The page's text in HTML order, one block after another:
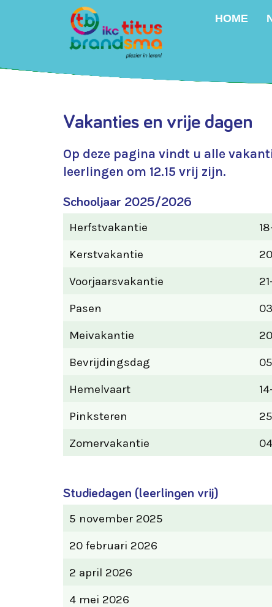
HOME
Vakanties en vrije dagen
Op deze pagina vindt u alle
leerlingen om 12.15 vrij zijn.
Schooljaar 2025/2026
Herfstvakantie
Kerstvakantie
Voorjaarsvakantie
Pasen
Meivakantie
Bevrijdingsdag
Hemelvaart
Pinksteren
Zomervakantie
Studiedagen (leerlingen vrij)
5 november 2025
20 februari 2026
2 april 2026
4 mei 2026